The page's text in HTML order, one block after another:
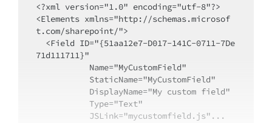
<?xml version="1.0" encoding="utf-8"?>
<Elements xmlns="http://schemas.microsof
t.com/sharepoint/">
71d111711}"
           Name="MyCustomField"
           StaticName="MyCustomField"
           DisplayName="My custom field"
           Type="Text"
           JSLink="mycustomfield.js"...